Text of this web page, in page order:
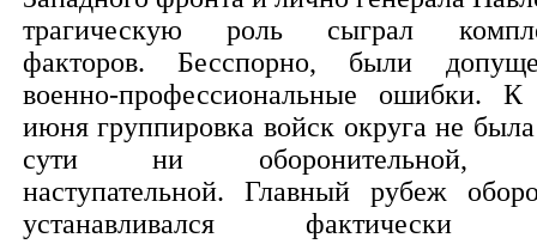
трагическую роль сыграл
факторов. Бесспорно, были
военно-профессиональные ошибки.
июня группировка войск округа не
сути ни оборонительной,
наступательной. Главный рубеж
устанавливался фактически